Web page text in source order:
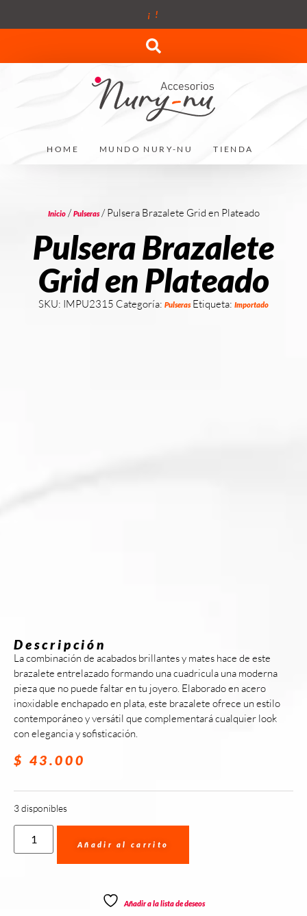
¡ !
HOME MUNDO NURY-NU TIENDA
Inicio/Pulseras/ Pulsera Brazalete Grid en Plateado
Pulsera Brazalete
Grid en Plateado
SKU: IMPU2315 Categoría: Pulseras Etiqueta: Importado
Descripción
La combinación de acabados brillantes y mates hace de este
brazalete entrelazado formando una cuadricula una moderna
pieza que no puede faltar en tu joyero. Elaborado en acero
inoxidable enchapado en plata, este brazalete ofrece un estilo
contemporáneo y versátil que complementará cualquier look
con elegancia y sofisticación.
$ 43.000
3 disponibles
Añadir al carrito
Añadir a la lista de deseos